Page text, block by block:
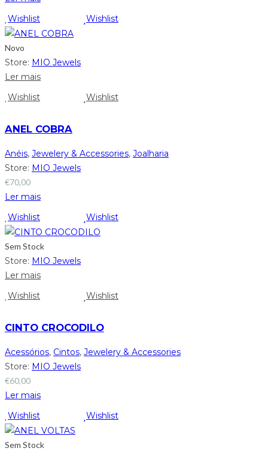
Wishlist
Wishlist
Novo
Store: MIO Jewels
Ler mais
Wishlist
Wishlist
ANEL COBRA
Anéis, Jewelery & Accessories, Joalharia
Store: MIO Jewels
€70,00
Ler mais
Wishlist
Wishlist
Sem Stock
Store: MIO Jewels
Ler mais
Wishlist
Wishlist
CINTO CROCODILO
Acessórios, Cintos, Jewelery & Accessories
Store: MIO Jewels
€60,00
Ler mais
Wishlist
Wishlist
Sem Stock